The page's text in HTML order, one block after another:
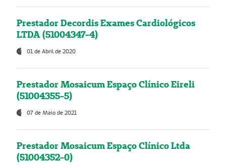
Prestador Decordis Exames Cardiológicos
LTDA (51004347-4)
01 de Abril de 2020
Prestador Mosaicum Espaço Clínico Eireli
(51004355-5)
07 de Maio de 2021
Prestador Mosaicum Espaço Clínico Ltda
(51004352-0)